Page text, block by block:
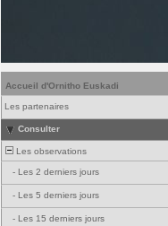
Accueil d'Ornitho Euskadi
Les partenaires
Consulter
Les observations
- Les 2 derniers jours
- Les 5 derniers jours
- Les 15 derniers jours